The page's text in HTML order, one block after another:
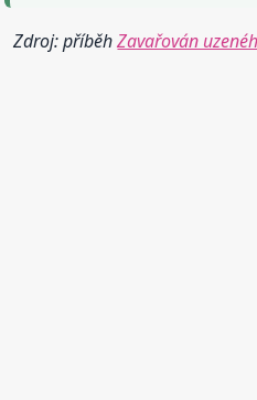
Zdroj: příběhZavařován